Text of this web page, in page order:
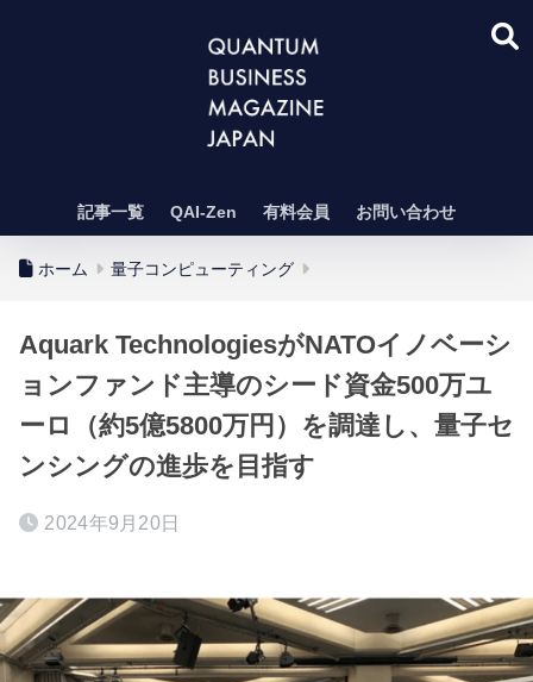
記事一覧 QAI-Zen 有料会員 お問い合わせ
ホーム 量子コンピューティング
Aquark TechnologiesがNATOイノベーシ
ョンファンド主導のシード資金500万ユ
ーロ（約5億5800万円）を調達し、量子セ
ンシングの進歩を目指す
2024年9月20日